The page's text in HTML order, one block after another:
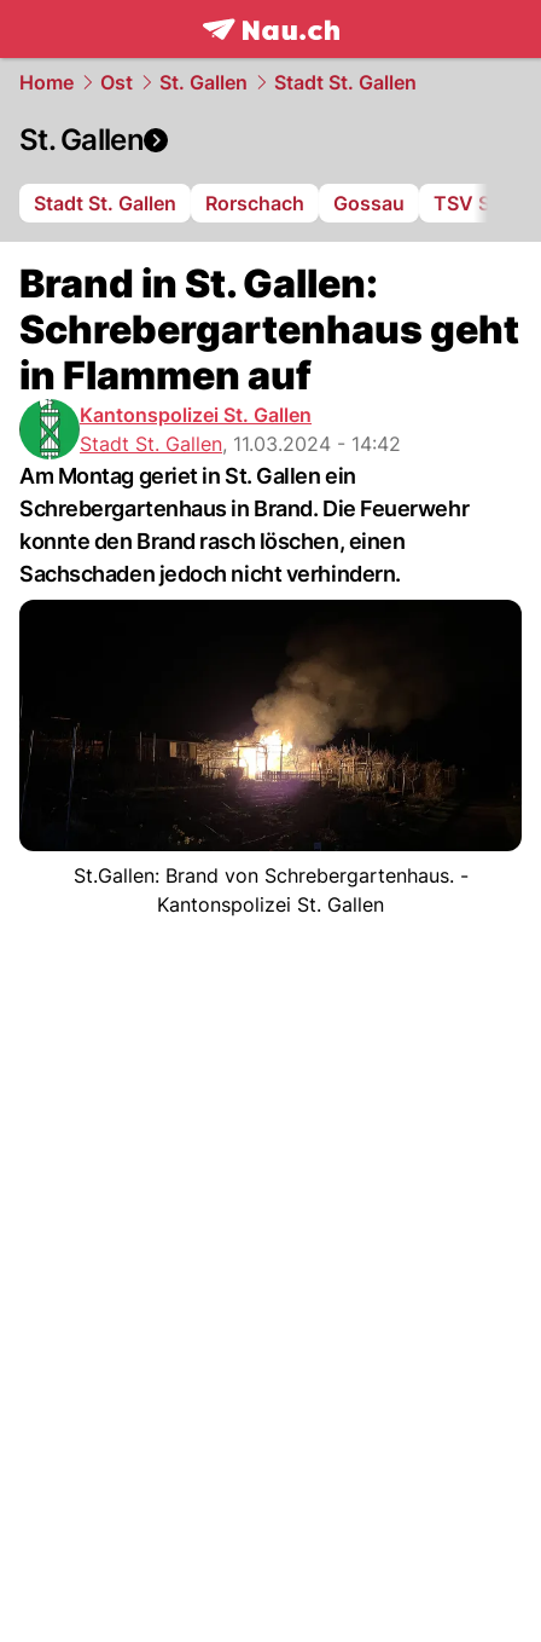
frontpage.NAU.ch
Home Ost St. Gallen Stadt St. Gallen
St. Gallen
Stadt St. Gallen Rorschach Gossau TSV St.
Brand in St. Gallen:
Schrebergartenhaus geht
in Flammen auf
Kantonspolizei St. Gallen
Stadt St. Gallen, 11.03.2024 - 14:42
Am Montag geriet in St. Gallen ein
Schrebergartenhaus in Brand. Die Feuerwehr
konnte den Brand rasch löschen, einen
Sachschaden jedoch nicht verhindern.
St.Gallen: Brand von Schrebergartenhaus. -
Kantonspolizei St. Gallen